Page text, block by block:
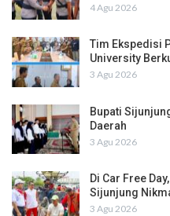
4 Agu 2026
Tim Ekspedisi
University
3 Agu 2026
Bupati
Daerah
3 Agu 2026
Di Car Free
Sijunjung
3 Agu 2026